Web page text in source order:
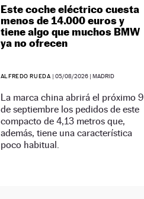
Este coche eléctrico cuesta
menos de 14.000 euros y
tiene algo que muchos BMW
ya no ofrecen
ALFREDO RUEDA | 05/08/2026| MADRID
La marca china abrirá el próximo 9
de septiembre los pedidos de este
compacto de 4,13 metros que,
además, tiene una característica
poco habitual.